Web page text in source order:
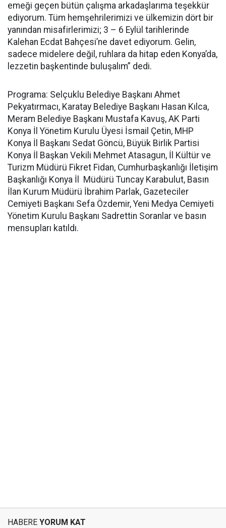
emeği geçen bütün çalışma arkadaşlarıma teşekkür
ediyorum. Tüm hemşehrilerimizi ve ülkemizin dört bir
yanından misafirlerimizi; 3 – 6 Eylül tarihlerinde
Kalehan Ecdat Bahçesi’ne davet ediyorum. Gelin,
sadece midelere değil, ruhlara da hitap eden Konya’da,
lezzetin başkentinde buluşalım” dedi.
Programa: Selçuklu Belediye Başkanı Ahmet
Pekyatırmacı, Karatay Belediye Başkanı Hasan Kılca,
Meram Belediye Başkanı Mustafa Kavuş, AK Parti
Konya İl Yönetim Kurulu Üyesi İsmail Çetin, MHP
Konya İl Başkanı Sedat Göncü, Büyük Birlik Partisi
Konya İl Başkan Vekili Mehmet Atasagun, İl Kültür ve
Turizm Müdürü Fikret Fidan, Cumhurbaşkanlığı İletişim
Başkanlığı Konya İl Müdürü Tuncay Karabulut, Basın
İlan Kurum Müdürü İbrahim Parlak, Gazeteciler
Cemiyeti Başkanı Sefa Özdemir, Yeni Medya Cemiyeti
Yönetim Kurulu Başkanı Sadrettin Soranlar ve basın
mensupları katıldı.
HABERE YORUM KAT